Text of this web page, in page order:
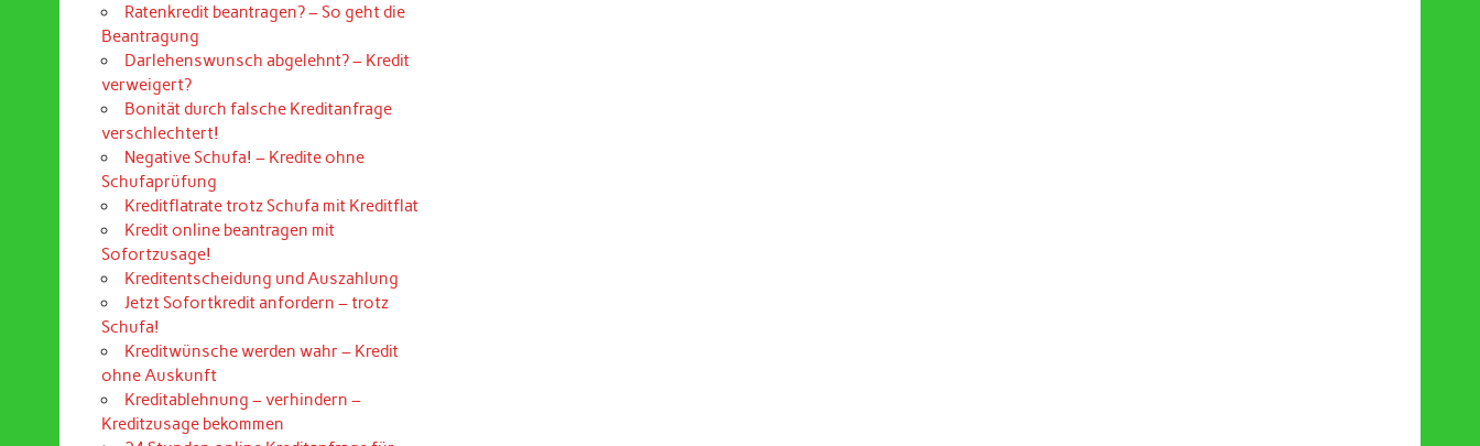
Ratenkredit beantragen? – So geht die
Beantragung
Darlehenswunsch abgelehnt? – Kredit
verweigert?
Bonität durch falsche Kreditanfrage
verschlechtert!
Negative Schufa! – Kredite ohne
Schufaprüfung
Kreditflatrate trotz Schufa mit Kreditflat
Kredit online beantragen mit
Sofortzusage!
Kreditentscheidung und Auszahlung
Jetzt Sofortkredit anfordern – trotz
Schufa!
Kreditwünsche werden wahr – Kredit
ohne Auskunft
Kreditablehnung – verhindern –
Kreditzusage bekommen